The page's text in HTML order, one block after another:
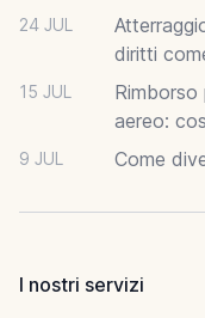
24 JUL
diritti
15 JUL
aereo:
9 JUL Come
I nostri servizi